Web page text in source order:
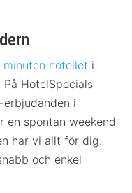
minuten hotellet i
HotelSpecials
i
en spontan weekend
har vi allt för dig.
och enkel